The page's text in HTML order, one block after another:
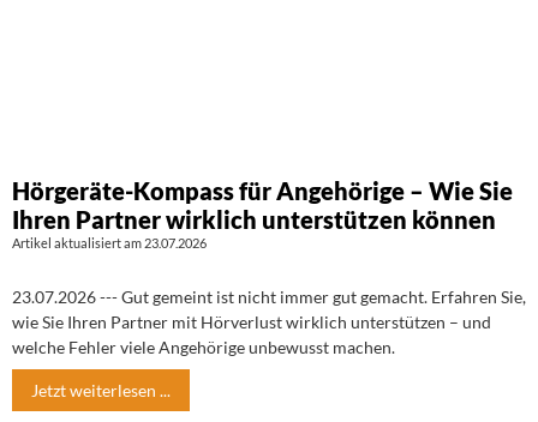
Hörgeräte-Kompass für Angehörige – Wie Sie
Ihren Partner wirklich unterstützen können
Artikel aktualisiert am 23.07.2026
23.07.2026 --- Gut gemeint ist nicht immer gut gemacht. Erfahren Sie,
wie Sie Ihren Partner mit Hörverlust wirklich unterstützen – und
welche Fehler viele Angehörige unbewusst machen.
Jetzt weiterlesen ...